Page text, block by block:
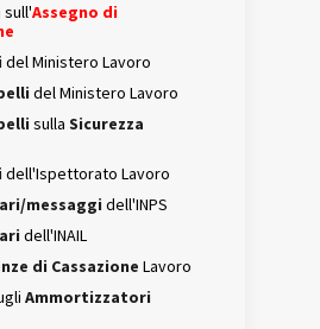
sull'Assegno di
del Ministero Lavoro
del Ministero Lavoro
sulla Sicurezza
dell'Ispettorato Lavoro
messaggi dell'INPS
dell'INAIL
di Cassazione Lavoro
Ammortizzatori